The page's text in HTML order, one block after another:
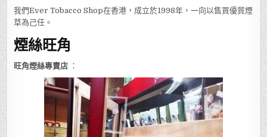
我們Ever Tobacco Shop在香港，成立於1998年，一向以售買優質煙
草為己任。
煙絲旺角
旺角煙絲專賣店 ：